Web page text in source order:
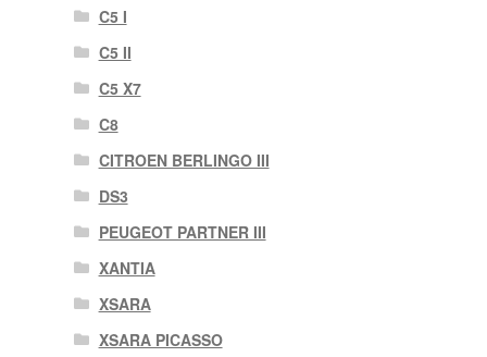
C5 I
C5 II
C5 X7
C8
CITROEN BERLINGO III
DS3
PEUGEOT PARTNER III
XANTIA
XSARA
XSARA PICASSO